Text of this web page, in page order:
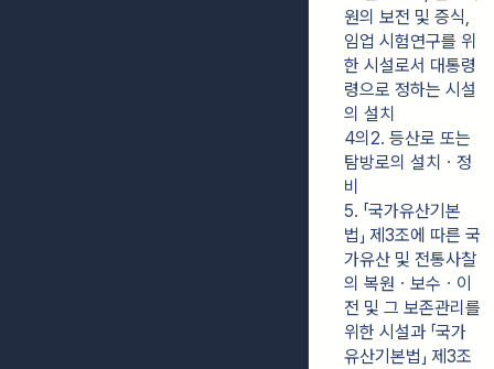
원의 보전 및 증식,
임업 시험연구를 위
한 시설로서 대통령
령으로 정하는 시설
의 설치
4의2. 등산로 또는
탐방로의 설치ㆍ정
비
5. 「국가유산기본
법」 제3조에 따른 국
가유산 및 전통사찰
의 복원ㆍ보수ㆍ이
전 및 그 보존관리를
위한 시설과 「국가
유산기본법」 제3조